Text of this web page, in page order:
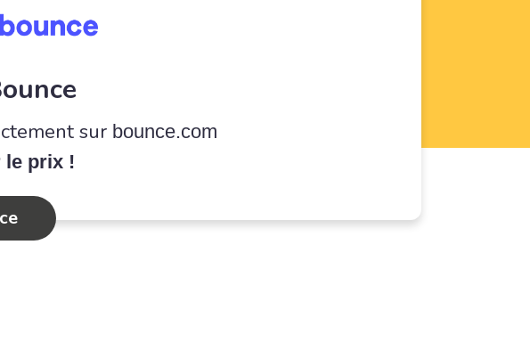
sur bounce.com
le prix !